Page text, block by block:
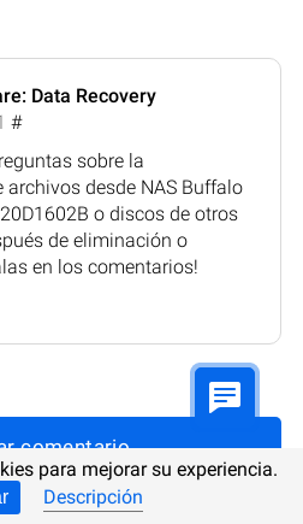
Data Recovery
#
sobre la
archivos desde NAS Buffalo
o discos de otros
de eliminación o
en los comentarios!
comentario
para mejorar su experiencia.
Descripción